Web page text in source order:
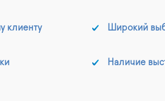
клиенту Широкий
Наличие